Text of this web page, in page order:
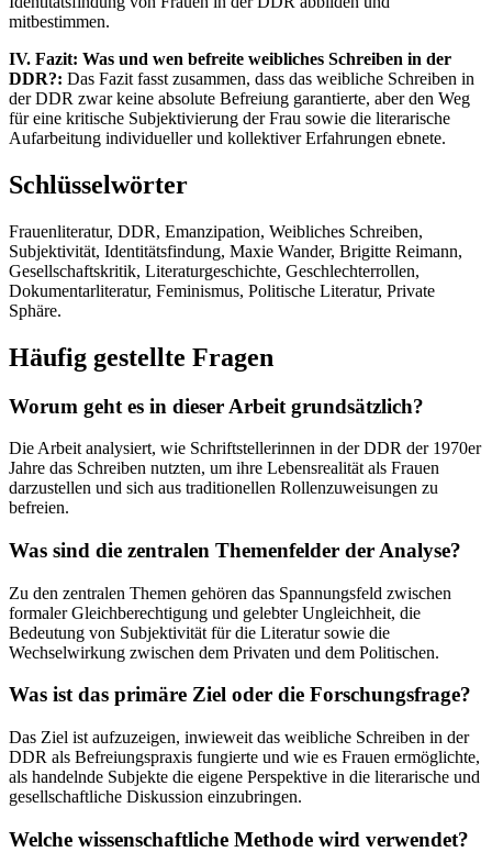
mitbestimmen.
IV. Fazit: Was und wen befreite weibliches Schreiben in der
DDR?: Das Fazit fasst zusammen, dass das weibliche Schreiben in
der DDR zwar keine absolute Befreiung garantierte, aber den Weg
für eine kritische Subjektivierung der Frau sowie die literarische
Aufarbeitung individueller und kollektiver Erfahrungen ebnete.
Schlüsselwörter
Frauenliteratur, DDR, Emanzipation, Weibliches Schreiben,
Subjektivität, Identitätsfindung, Maxie Wander, Brigitte Reimann,
Gesellschaftskritik, Literaturgeschichte, Geschlechterrollen,
Dokumentarliteratur, Feminismus, Politische Literatur, Private
Sphäre.
Häufig gestellte Fragen
Worum geht es in dieser Arbeit grundsätzlich?
Die Arbeit analysiert, wie Schriftstellerinnen in der DDR der 1970er
Jahre das Schreiben nutzten, um ihre Lebensrealität als Frauen
darzustellen und sich aus traditionellen Rollenzuweisungen zu
befreien.
Was sind die zentralen Themenfelder der Analyse?
Zu den zentralen Themen gehören das Spannungsfeld zwischen
formaler Gleichberechtigung und gelebter Ungleichheit, die
Bedeutung von Subjektivität für die Literatur sowie die
Wechselwirkung zwischen dem Privaten und dem Politischen.
Was ist das primäre Ziel oder die Forschungsfrage?
Das Ziel ist aufzuzeigen, inwieweit das weibliche Schreiben in der
DDR als Befreiungspraxis fungierte und wie es Frauen ermöglichte,
als handelnde Subjekte die eigene Perspektive in die literarische und
gesellschaftliche Diskussion einzubringen.
Welche wissenschaftliche Methode wird verwendet?